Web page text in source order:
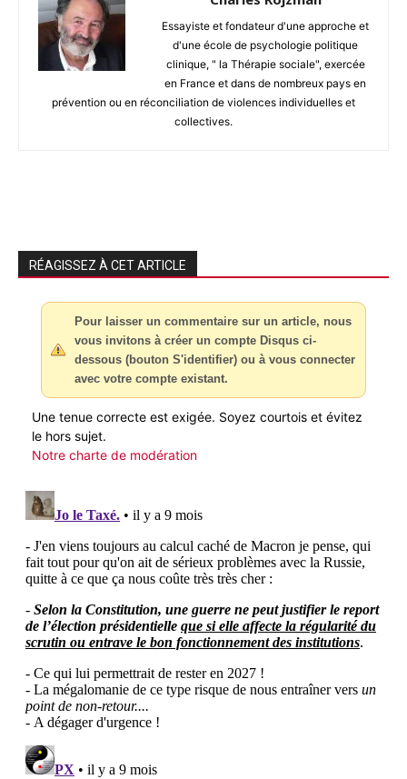
Essayiste et fondateur d'une approche et
d'une école de psychologie politique
clinique, " la Thérapie sociale", exercée
en France et dans de nombreux pays en
prévention ou en réconciliation de violences individuelles et
collectives.
RÉAGISSEZ À CET ARTICLE
Pour laisser un commentaire sur un article, nous
vous invitons à créer un compte Disqus ci-
dessous (bouton S'identifier) ou à vous connecter
avec votre compte existant.
Une tenue correcte est exigée. Soyez courtois et évitez
le hors sujet.
Notre charte de modération